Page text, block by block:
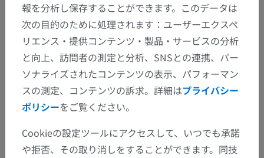
間違いを発見しましたか？
修正や翻訳、内容の改善の提案がありましたらどう
ぞお知らせください。
問題を報告
アプリを入手
報を分析し保存することができます。このデータは
次の目的のために処理されます：ユーザーエクスペ
リエンス・提供コンテンツ・製品・サービスの分析
と向上、訪問者の測定と分析、SNSとの連携、パー
ソナライズされたコンテンツの表示、パフォーマン
スの測定、コンテンツの訴求。詳細はプライバシー
ポリシーをご覧ください。
Cookieの設定ツールにアクセスして、いつでも承諾
や拒否、その取り消しをすることができます。同技